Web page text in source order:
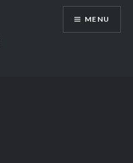
MENU